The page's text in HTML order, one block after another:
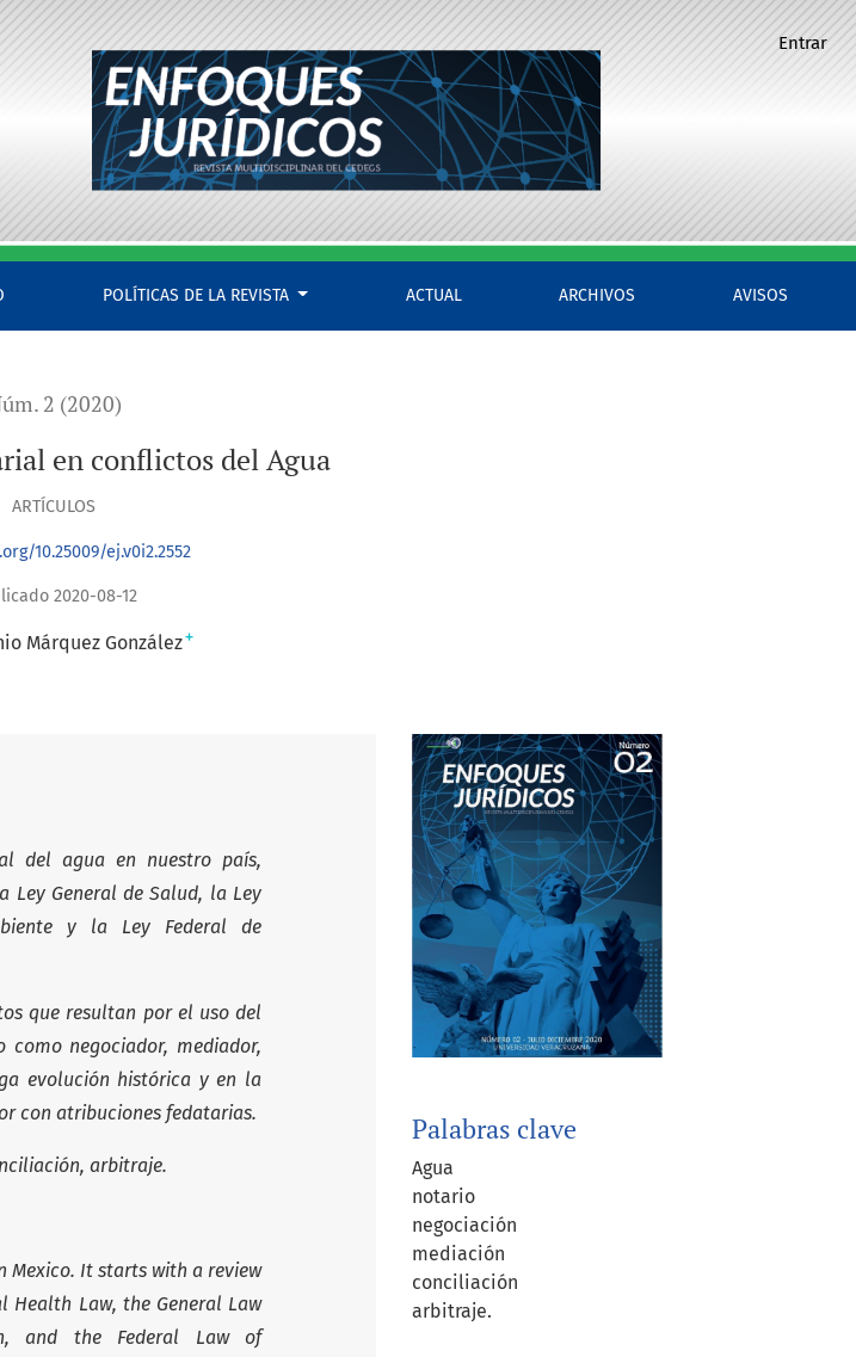
POLÍTICAS DE LA REVISTA ACTUAL ARCHIVOS AVISOS
Entrar
2 (2020)
en conflictos del Agua
ARTÍCULOS
10.25009/ej.v0i2.2552
2020-08-12
Márquez González+
Palabras clave
Agua
notario
negociación
mediación
conciliación
arbitraje.
del agua en nuestro país,
Ley General de Salud, la Ley
y la Ley Federal de
que resultan por el uso del
negociador, mediador,
evolución histórica y en la
con atribuciones fedatarias.
arbitraje.
Mexico. It starts with a review
Health Law, the General Law
and the Federal Law of